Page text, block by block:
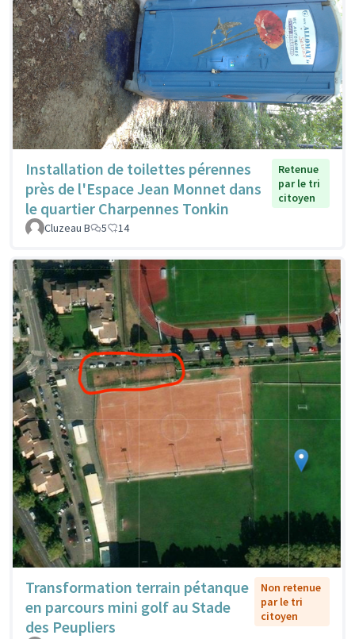
Installation de toilettes pérennes
près de l'Espace Jean Monnet dans
le quartier Charpennes Tonkin
Retenue
par le tri
citoyen
Cluzeau B 5 14
Transformation terrain pétanque
en parcours mini golf au Stade
des Peupliers
Non retenue
par le tri
citoyen